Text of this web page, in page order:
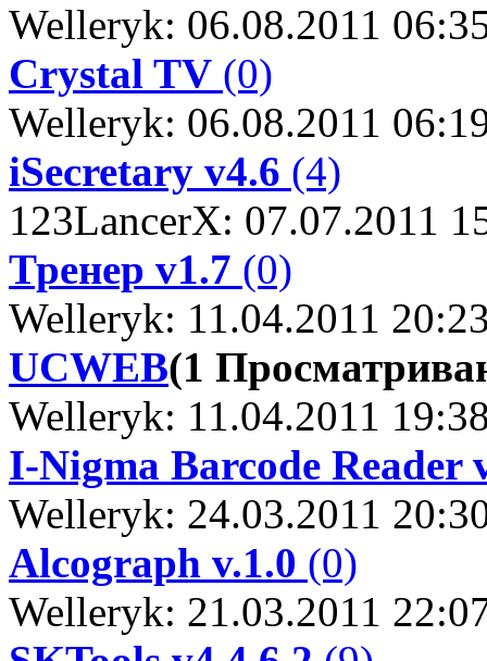
Welleryk: 06.08.2011
Crystal TV (0)
Welleryk: 06.08.2011
iSecretary v4.6 (4)
123LancerX: 07.07.2011
Тренер v1.7 (0)
Welleryk: 11.04.2011
UCWEB(1
Welleryk: 11.04.2011
I-Nigma Barcode Reader
Welleryk: 24.03.2011
Alcograph v.1.0 (0)
Welleryk: 21.03.2011